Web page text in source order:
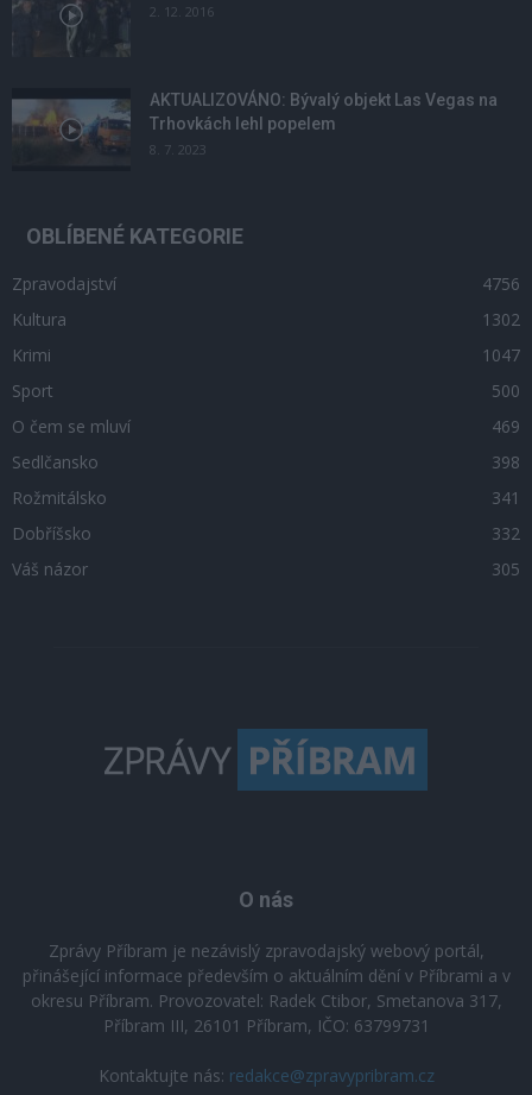
2. 12. 2016
AKTUALIZOVÁNO: Bývalý objekt Las Vegas na
Trhovkách lehl popelem
8. 7. 2023
OBLÍBENÉ KATEGORIE
Zpravodajství
4756
Kultura
1302
Krimi
1047
Sport
500
O čem se mluví
469
Sedlčansko
398
Rožmitálsko
341
Dobříšsko
332
Váš názor
305
O nás
Zprávy Příbram je nezávislý zpravodajský webový portál,
přinášející informace především o aktuálním dění v Příbrami a v
okresu Příbram. Provozovatel: Radek Ctibor, Smetanova 317,
Příbram III, 26101 Příbram, IČO: 63799731
Kontaktujte nás: redakce@zpravypribram.cz